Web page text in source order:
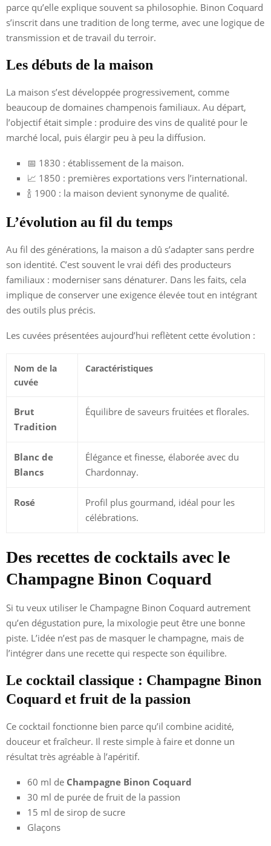
parce qu’elle explique souvent sa philosophie. Binon Coquard
s’inscrit dans une tradition de long terme, avec une logique de
transmission et de travail du terroir.
Les débuts de la maison
La maison s’est développée progressivement, comme
beaucoup de domaines champenois familiaux. Au départ,
l’objectif était simple : produire des vins de qualité pour le
marché local, puis élargir peu à peu la diffusion.
📅 1830 : établissement de la maison.
📈 1850 : premières exportations vers l’international.
🍾 1900 : la maison devient synonyme de qualité.
L’évolution au fil du temps
Au fil des générations, la maison a dû s’adapter sans perdre
son identité. C’est souvent le vrai défi des producteurs
familiaux : moderniser sans dénaturer. Dans les faits, cela
implique de conserver une exigence élevée tout en intégrant
des outils plus précis.
Les cuvées présentées aujourd’hui reflètent cette évolution :
Nom de la
cuvée
Caractéristiques
Brut
Tradition
Équilibre de saveurs fruitées et florales.
Blanc de
Blancs
Élégance et finesse, élaborée avec du
Chardonnay.
Rosé
Profil plus gourmand, idéal pour les
célébrations.
Des recettes de cocktails avec le
Champagne Binon Coquard
Si tu veux utiliser le Champagne Binon Coquard autrement
qu’en dégustation pure, la mixologie peut être une bonne
piste. L’idée n’est pas de masquer le champagne, mais de
l’intégrer dans une recette qui respecte son équilibre.
Le cocktail classique : Champagne Binon
Coquard et fruit de la passion
Ce cocktail fonctionne bien parce qu’il combine acidité,
douceur et fraîcheur. Il reste simple à faire et donne un
résultat très agréable à l’apéritif.
60 ml de Champagne Binon Coquard
30 ml de purée de fruit de la passion
15 ml de sirop de sucre
Glaçons